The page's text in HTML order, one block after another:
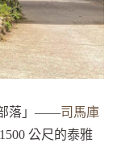
部落」——司馬庫
公尺的泰雅